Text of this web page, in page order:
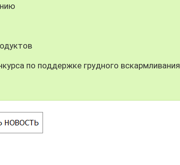
по поддержке грудного вскармливания